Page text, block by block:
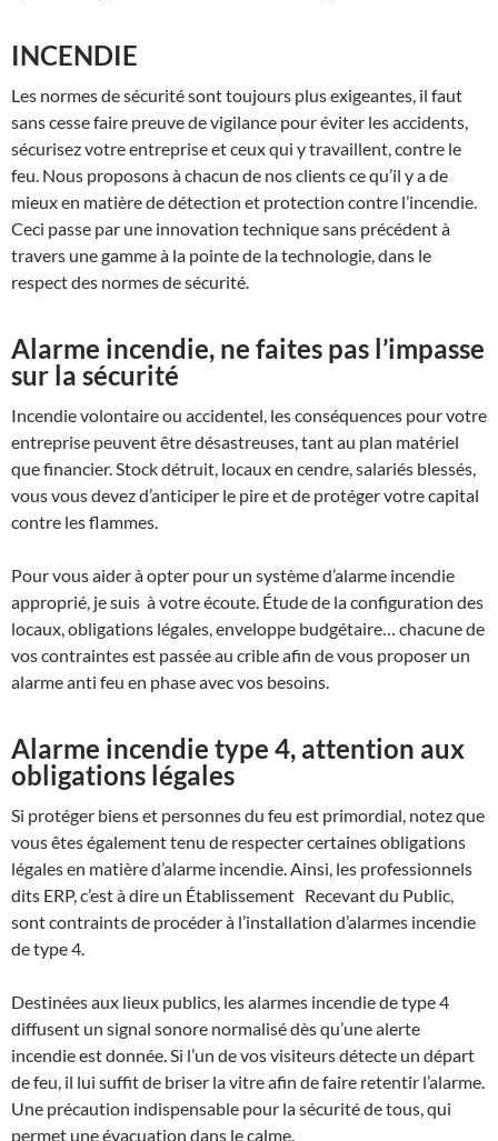
INCENDIE
Les normes de sécurité sont toujours plus exigeantes, il faut
sans cesse faire preuve de vigilance pour éviter les accidents,
sécurisez votre entreprise et ceux qui y travaillent, contre le
feu. Nous proposons à chacun de nos clients ce qu’il y a de
mieux en matière de détection et protection contre l’incendie.
Ceci passe par une innovation technique sans précédent à
travers une gamme à la pointe de la technologie, dans le
respect des normes de sécurité.
Alarme incendie, ne faites pas l’impasse
sur la sécurité
Incendie volontaire ou accidentel, les conséquences pour votre
entreprise peuvent être désastreuses, tant au plan matériel
que financier. Stock détruit, locaux en cendre, salariés blessés,
vous vous devez d’anticiper le pire et de protéger votre capital
contre les flammes.
Pour vous aider à opter pour un système d’alarme incendie
approprié, je suis à votre écoute. Étude de la configuration des
locaux, obligations légales, enveloppe budgétaire… chacune de
vos contraintes est passée au crible afin de vous proposer un
alarme anti feu en phase avec vos besoins.
Alarme incendie type 4, attention aux
obligations légales
Si protéger biens et personnes du feu est primordial, notez que
vous êtes également tenu de respecter certaines obligations
légales en matière d’alarme incendie. Ainsi, les professionnels
dits ERP, c’est à dire un Établissement Recevant du Public,
sont contraints de procéder à l’installation d’alarmes incendie
de type 4.
Destinées aux lieux publics, les alarmes incendie de type 4
diffusent un signal sonore normalisé dès qu’une alerte
incendie est donnée. Si l’un de vos visiteurs détecte un départ
de feu, il lui suffit de briser la vitre afin de faire retentir l’alarme.
Une précaution indispensable pour la sécurité de tous, qui
permet une évacuation dans le calme.